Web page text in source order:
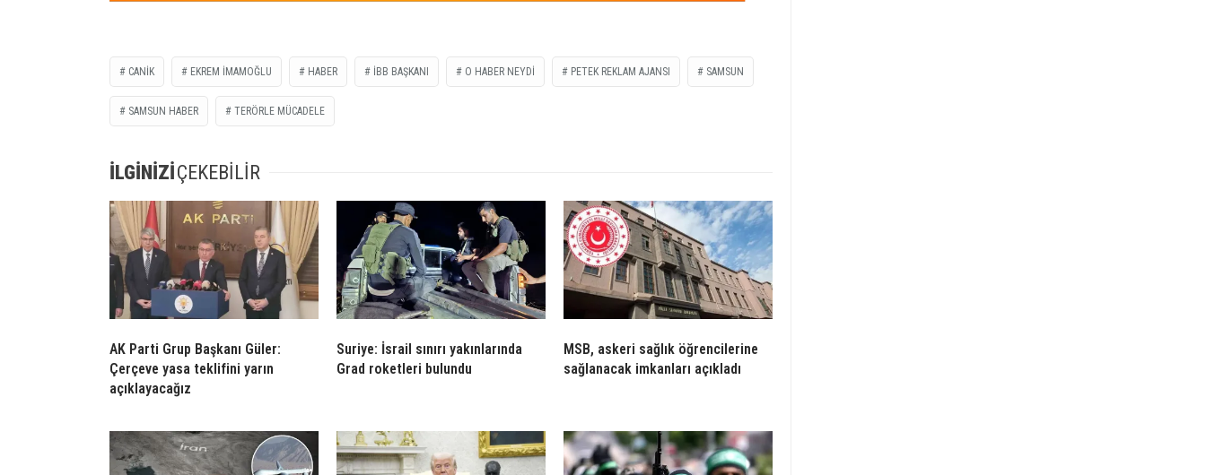
CANİK EKREM İMAMOĞLU HABER İBB BAŞKANI O HABER NEYDİ PETEK REKLAM AJANSI SAMSUN
SAMSUN HABER TERÖRLE MÜCADELE
İLGİNİZİÇEKEBİLİR
AK Parti Grup Başkanı Güler:
Çerçeve yasa teklifini yarın
açıklayacağız
Suriye: İsrail sınırı yakınlarında
Grad roketleri bulundu
MSB, askeri sağlık öğrencilerine
sağlanacak imkanları açıkladı